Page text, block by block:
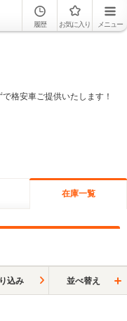
履歴 お気に入り メニュー
格安車ご提供いたします！
在庫一覧
込み 並べ替え